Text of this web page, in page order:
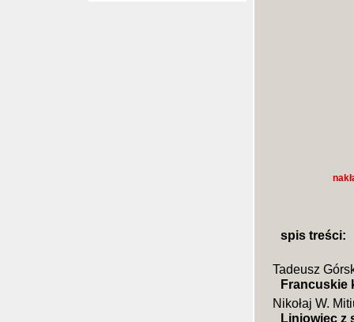
spis treści:
Tadeusz
Francuskie
Nikołaj W.
Liniowiec z